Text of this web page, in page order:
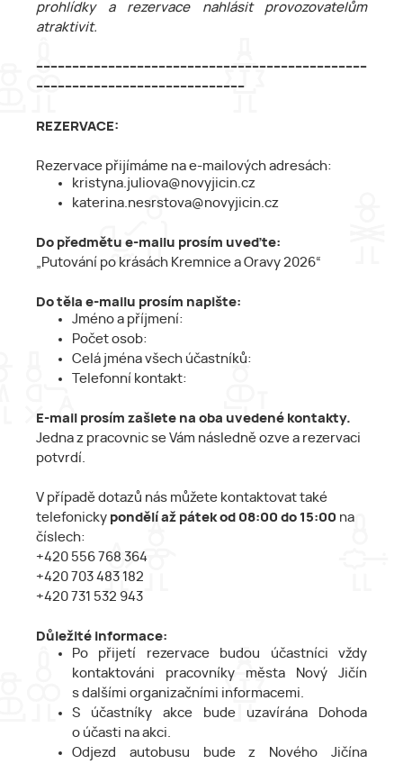
prohlídky a rezervace nahlásit provozovatelům
atraktivit.
--------------------------------------------------------------------------------------------
----------------------------------------------------------
REZERVACE:
Rezervace přijímáme na e-mailových adresách:
kristyna.juliova@novyjicin.cz
katerina.nesrstova@novyjicin.cz
Do předmětu e-mailu prosím uveďte:
„Putování po krásách Kremnice a Oravy 2026“
Do těla e-mailu prosím napište:
Jméno a příjmení:
Počet osob:
Celá jména všech účastníků:
Telefonní kontakt:
E-mail prosím zašlete na oba uvedené kontakty.
Jedna z pracovnic se Vám následně ozve a rezervaci
potvrdí.
V případě dotazů nás můžete kontaktovat také
telefonicky pondělí až pátek od 08:00 do 15:00 na
číslech:
+420 556 768 364
+420 703 483 182
+420 731 532 943
Důležité informace:
Po přijetí rezervace budou účastníci vždy
kontaktováni pracovníky města Nový Jičín
s dalšími organizačními informacemi.
S účastníky akce bude uzavírána Dohoda
o účasti na akci.
Odjezd autobusu bude z Nového Jičína